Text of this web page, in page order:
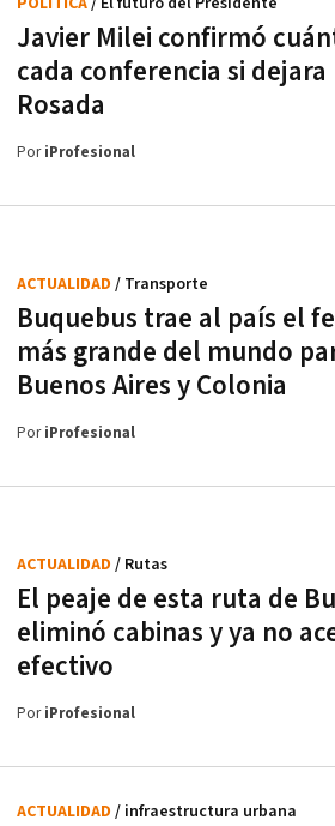
Javier Milei confirmó
cada conferencia si dejara
Rosada
PoriProfesional
Buquebus trae al país el
más grande del mundo
Buenos Aires y Colonia
ACTUALIDAD / Transporte
PoriProfesional
El peaje de esta ruta de
eliminó cabinas y ya no
efectivo
ACTUALIDAD / Rutas
PoriProfesional
ACTUALIDAD / infraestructura urbana